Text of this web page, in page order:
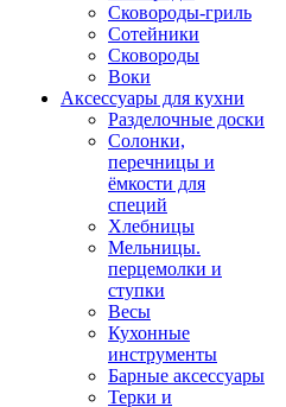
Сковороды-гриль
Сотейники
Сковороды
Воки
Аксессуары для кухни
Разделочные доски
Солонки,
перечницы и
ёмкости для
специй
Хлебницы
Мельницы.
перцемолки и
ступки
Весы
Кухонные
инструменты
Барные аксессуары
Терки и